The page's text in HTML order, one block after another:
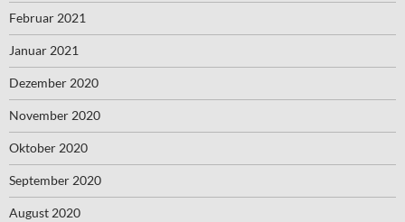
Februar 2021
Januar 2021
Dezember 2020
November 2020
Oktober 2020
September 2020
August 2020